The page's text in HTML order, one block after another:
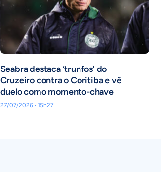
Seabra destaca ‘trunfos’ do
Cruzeiro contra o Coritiba e vê
duelo como momento-chave
27/07/2026 · 15h27